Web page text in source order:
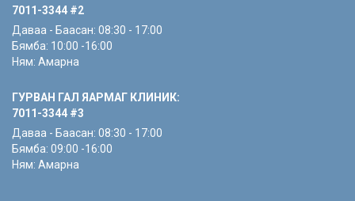
7011-3344 #2
Даваа - Баасан: 08:30 - 17:00
Бямба: 10:00 -16:00
Ням: Амарна
ГУРВАН ГАЛ ЯАРМАГ КЛИНИК:
7011-3344 #3
Даваа - Баасан: 08:30 - 17:00
Бямба: 09:00 -16:00
Ням: Амарна